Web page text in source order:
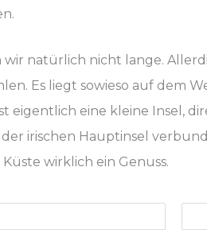
natürlich nicht lange.
Es liegt sowieso auf dem
eigentlich eine kleine Insel,
irischen Hauptinsel
wirklich ein Genuss.